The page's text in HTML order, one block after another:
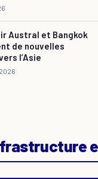
Austral et Bangkok
de nouvelles
l’Asie